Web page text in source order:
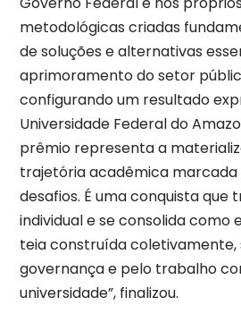
metodológicas criadas
de soluções e alternativas
aprimoramento do setor
configurando um resultado
Universidade Federal do
prêmio representa a
trajetória acadêmica marcada
desafios. É uma conquista que
individual e se consolida como
teia construída
governança e pelo trabalho
universidade”, finalizou.